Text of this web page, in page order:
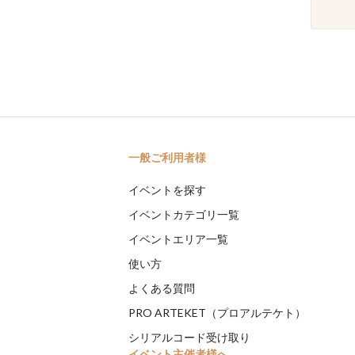
一般ご利用者様
イベントを探す
イベントカテゴリ一覧
イベントエリア一覧
使い方
よくある質問
PRO ARTEKET（プロアルテケト）
シリアルコード受け取り